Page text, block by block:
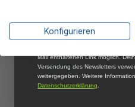
Konfigurieren
*Mit der Anmeldung zum
Mail über aktuelle Angebote,
Mail enthaltenen Link möglich.
Versendung des Newsletters
weitergegeben. Weitere
Datenschutzerklärung